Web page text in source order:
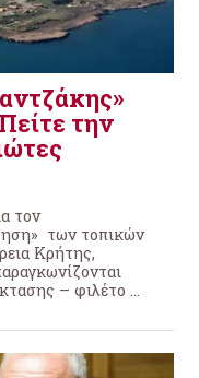
την
τον
των τοπικών
Κρήτης,
– φιλέτο ...